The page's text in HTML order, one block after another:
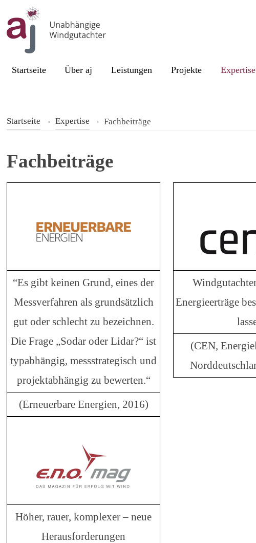
Startseite Über aj Leistungen Projekte Current
Expertise
Startseite Expertise Fachbeiträge
Fachbeiträge
“Es gibt keinen Grund, eines der
Messverfahren als grundsätzlich
gut oder schlecht zu bezeichnen.
Die Frage „Sodar oder Lidar?“ ist
typabhängig, messstrategisch und
projektabhängig zu bewerten.“
(Erneuerbare Energien, 2016)
Energieerträge
(CEN,
Höher, rauer, komplexer – neue
Herausforderungen